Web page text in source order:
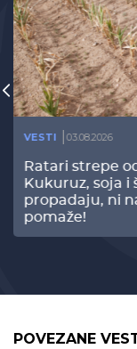
VESTI 03.08.2026
Ratari strepe
Kukuruz, soja i
propadaju, ni
pomaže!
POVEZANE